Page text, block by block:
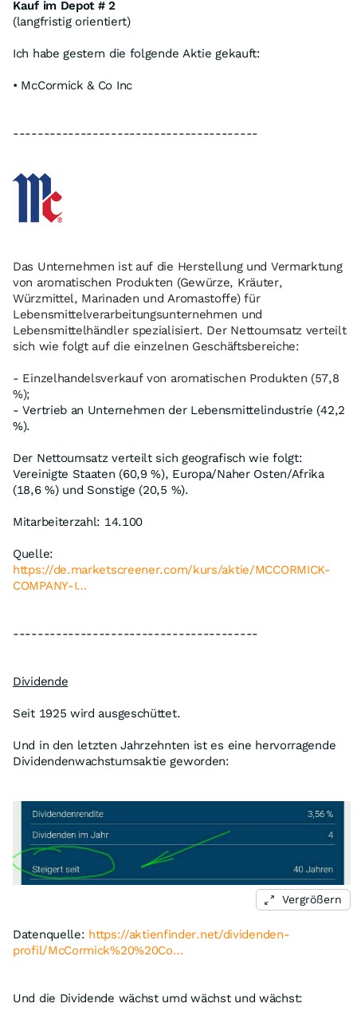
Kauf im Depot # 2
(langfristig orientiert)
Ich habe gestern die folgende Aktie gekauft:
• McCormick & Co Inc
----------------------------------------
Das Unternehmen ist auf die Herstellung und Vermarktung
von aromatischen Produkten (Gewürze, Kräuter,
Würzmittel, Marinaden und Aromastoffe) für
Lebensmittelverarbeitungsunternehmen und
Lebensmittelhändler spezialisiert. Der Nettoumsatz verteilt
sich wie folgt auf die einzelnen Geschäftsbereiche:
- Einzelhandelsverkauf von aromatischen Produkten (57,8
%);
- Vertrieb an Unternehmen der Lebensmittelindustrie (42,2
%).
Der Nettoumsatz verteilt sich geografisch wie folgt:
Vereinigte Staaten (60,9 %), Europa/Naher Osten/Afrika
(18,6 %) und Sonstige (20,5 %).
Mitarbeiterzahl: 14.100
Quelle:
https://de.marketscreener.com/kurs/aktie/MCCORMICK-
COMPANY-I…
----------------------------------------
Dividende
Seit 1925 wird ausgeschüttet.
Und in den letzten Jahrzehnten ist es eine hervorragende
Dividendenwachstumsaktie geworden:
Vergrößern
Datenquelle: https://aktienfinder.net/dividenden-
profil/McCormick%20%20Co…
Und die Dividende wächst umd wächst und wächst: